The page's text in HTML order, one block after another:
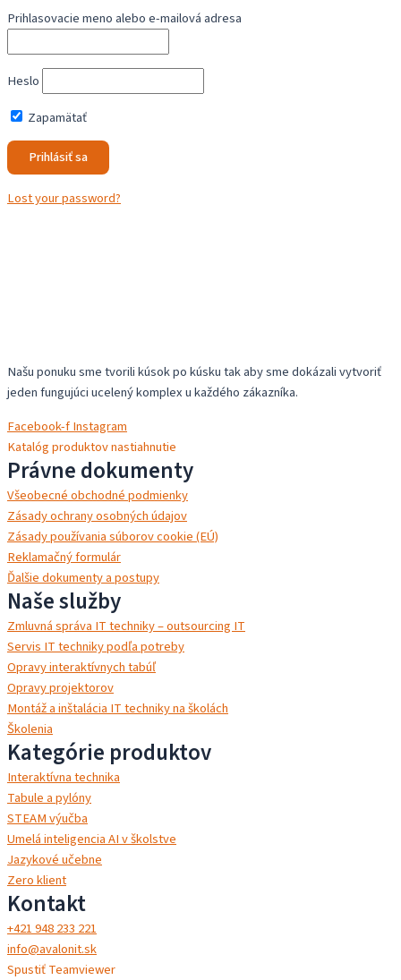
Prihlasovacie meno alebo e-mailová adresa
Heslo
Zapamätať
Lost your password?
Našu ponuku sme tvorili kúsok po kúsku tak aby sme dokázali vytvoriť
jeden fungujúci ucelený komplex u každého zákazníka.
Facebook-fInstagram
Katalóg produktov nastiahnutie
Právne dokumenty
Všeobecné obchodné podmienky
Zásady ochrany osobných údajov
Zásady používania súborov cookie (EÚ)
Reklamačný formulár
Ďalšie dokumenty a postupy
Naše služby
Zmluvná správa IT techniky – outsourcing IT
Servis IT techniky podľa potreby
Opravy interaktívnych tabúľ
Opravy projektorov
Montáž a inštalácia IT techniky na školách
Školenia
Kategórie produktov
Interaktívna technika
Tabule a pylóny
STEAM výučba
Umelá inteligencia AI v školstve
Jazykové učebne
Zero klient
Kontakt
+421 948 233 221
info@avalonit.sk
Spustiť Teamviewer